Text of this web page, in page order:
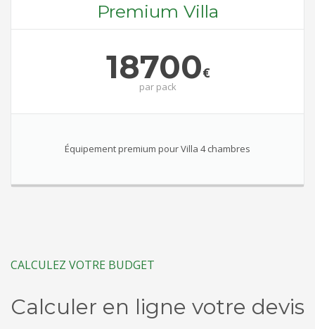
Premium Villa
18700€
par pack
Équipement premium pour Villa 4 chambres
CALCULEZ VOTRE BUDGET
Calculer en ligne votre devis